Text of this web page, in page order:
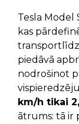
Tesla Model
kas
piedāvā
nodrošinot
km/h tikai
ātrums: tā ir